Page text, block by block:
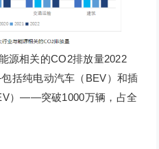
源相关的CO2排放量2022
括纯电动汽车（BEV）和插
）——突破1000万辆，占全